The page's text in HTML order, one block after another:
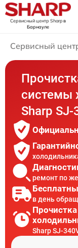
Сервисный центр Sharpв
Барнауле
Сервисный
системы
Sharp SJ-
ремонт по
в день
Sharp SJ-